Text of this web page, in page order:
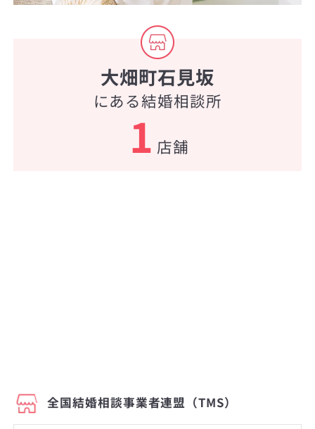
大畑町石見坂
にある結婚相談所
1 店舗
全国結婚相談事業者連盟（TMS）